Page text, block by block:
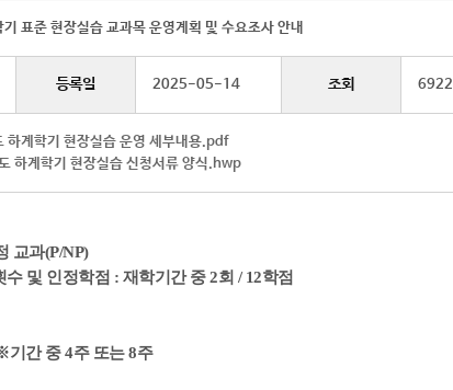
표준 현장실습 교과목 운영계획 및 수요조사 안내
등록일 2025-05-14 조회 6922
하계학기 현장실습 운영 세부내용.pdf
하계학기 현장실습 신청서류 양식.hwp
교과(P/NP)
및 인정학점 : 재학기간 중 2회 / 12학점
기간 중 4주 또는 8주